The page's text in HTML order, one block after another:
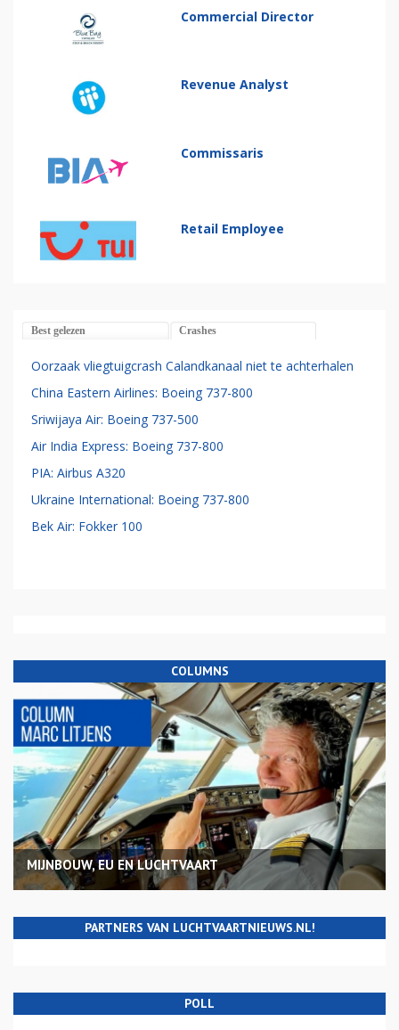
Commercial Director
Revenue Analyst
Commissaris
Retail Employee
Best gelezen Crashes
Oorzaak vliegtuigcrash Calandkanaal niet te achterhalen
China Eastern Airlines: Boeing 737-800
Sriwijaya Air: Boeing 737-500
Air India Express: Boeing 737-800
PIA: Airbus A320
Ukraine International: Boeing 737-800
Bek Air: Fokker 100
COLUMNS
MIJNBOUW, EU EN LUCHTVAART
PARTNERS VAN LUCHTVAARTNIEUWS.NL!
POLL